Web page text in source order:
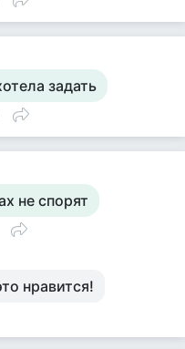
задать
не спорят
нравится!